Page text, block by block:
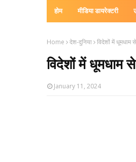
होम मीडिया डायरेक्टरी
Home देश-दुनिया विदेशों में धूमधाम
विदेशों में धूमधाम
January 11, 2024